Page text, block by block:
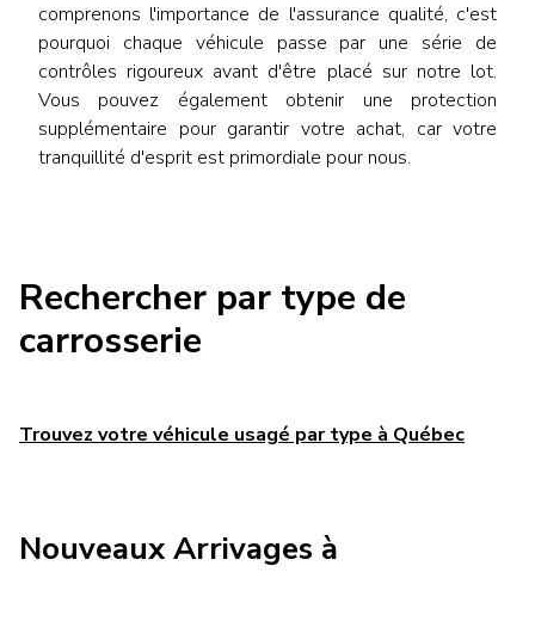
comprenons l'importance de l'assurance qualité, c'est
pourquoi chaque véhicule passe par une série de
contrôles rigoureux avant d'être placé sur notre lot.
Vous pouvez également obtenir une protection
supplémentaire pour garantir votre achat, car votre
tranquillité d'esprit est primordiale pour nous.
Rechercher par type de
carrosserie
Trouvez votre véhicule usagé par type à Québec
Nouveaux Arrivages à